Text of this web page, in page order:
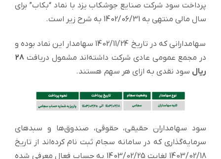
پرداخت سود شركت صنایع جوشکاب یزد با نماد “بکاب” برای
سال مالی منتهی به 1402/06/31 به شرح زیر است.
سهامدارانی که در تاریخ 1402/11/24 سهامدار این نماد بوده و
در مجمع عمومی عادی شرکت داشته‌اند مشمول دریافت ۲۸
ریال سود نقدی به ازای هر سهم هستند.
سود سهامداران حقیقی، حقوقی، صندوق‌ها و سبدهای
سرمایه‌گذاری که در سامانه سجام ثبت نام کرده‌اند از تاریخ
1403/02/18 لغایت 1403/02/25 به حساب فعال معرفی شده